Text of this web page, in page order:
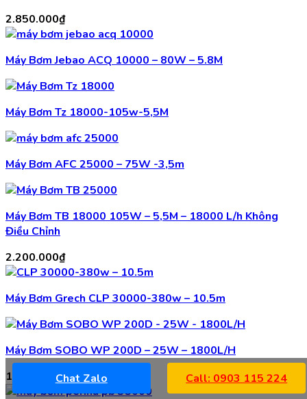
2.850.000₫
Máy Bơm Jebao ACQ 10000 – 80W – 5.8M
Máy Bơm Tz 18000-105w-5,5M
Máy Bơm AFC 25000 – 75W -3,5m
Máy Bơm TB 18000 105W – 5,5M – 18000 L/h Không
Điều Chỉnh
2.200.000₫
Máy Bơm Grech CLP 30000-380w – 10.5m
Máy Bơm SOBO WP 200D – 25W – 1800L/H
135.000
Chat Zalo Call: 0903 115 224